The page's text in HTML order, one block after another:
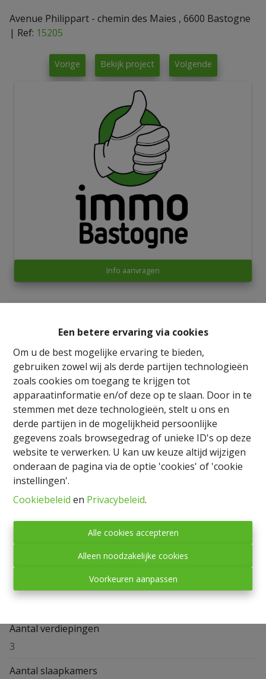
Een betere ervaring via cookies
Om u de best mogelijke ervaring te bieden,
gebruiken zowel wij als derde partijen technologieën
zoals cookies om toegang te krijgen tot
apparaatinformatie en/of deze op te slaan. Door in te
stemmen met deze technologieën, stelt u ons en
derde partijen in de mogelijkheid persoonlijke
gegevens zoals browsegedrag of unieke ID's op deze
website te verwerken. U kan uw keuze altijd wijzigen
onderaan de pagina via de optie 'cookies' of 'cookie
instellingen'.
Cookiebeleid en Privacybeleid.
Alle cookies accepteren
Alleen noodzakelijke cookies
Voorkeuren aanpassen
Avenue Philippart - chemin des Maies , 6600 Bastogne
| Ref: 15205
Vorige Bekijk project Volgende
Info aanvragen
Delen
Algemeen
Adres
Avenue Philippart - chemin des Maies , 6600 Bastogne
Verdieping
Aantal verdiepingen
3
Aantal slaapkamers